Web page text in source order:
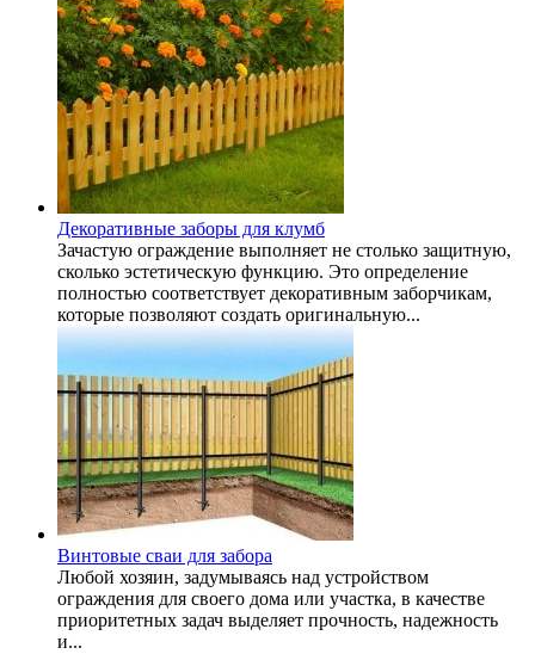
Декоративные заборы для клумб
Зачастую ограждение выполняет не столько защитную,
сколько эстетическую функцию. Это определение
полностью соответствует декоративным заборчикам,
которые позволяют создать оригинальную...
Винтовые сваи для забора
Любой хозяин, задумываясь над устройством
ограждения для своего дома или участка, в качестве
приоритетных задач выделяет прочность, надежность
и...